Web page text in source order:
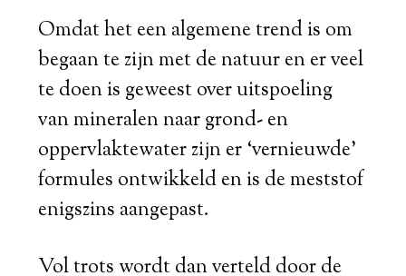
Omdat het een algemene trend is om
begaan te zijn met de natuur en er veel
te doen is geweest over uitspoeling
van mineralen naar grond- en
oppervlaktewater zijn er ‘vernieuwde’
formules ontwikkeld en is de meststof
enigszins aangepast.
Vol trots wordt dan verteld door de